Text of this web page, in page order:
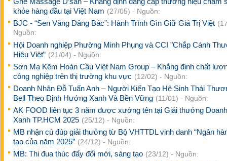
khỏe hàng đầu tại Việt Nam (27/05) - Nguồn:
BJC - “Sen Vàng Dâng Bác”: Hành Trình Gìn Giữ Giá Trị Việt
Nguồn:
Hội Doanh nghiệp Phường Minh Phụng và CCI "Chắp Cánh
Hiệu Việt” (21/04) - Nguồn:
Sơn Mạ Kẽm Hoàn Cầu Việt Nam Group – Khẳng định chất
công nghiệp trên thị trường khu vực (12/02) - Nguồn:
Doanh Nhân Đỗ Tuấn Anh – Người Kiến Tạo Hệ Sinh Thái
Bell Theo Định Hướng Xanh Và Bền Vững (11/01) - Nguồn:
AK FOOD liên tục 3 năm được xướng tên tại Giải thưởng
Xanh TP.HCM 2025 (25/12) - Nguồn:
MB nhận cú đúp giải thưởng từ Bộ VHTTDL vinh danh “Ngân
tạo của năm 2025” (24/12) - Nguồn:
MB: Thi đua thúc đẩy đổi mới, sáng tạo (23/12) - Nguồn: